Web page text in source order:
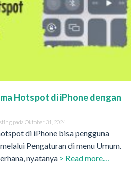
Hotspot di iPhone dengan
pada Oktober 31, 2024
di iPhone bisa pengguna
Pengaturan di menu Umum.
nyatanya > Read more…